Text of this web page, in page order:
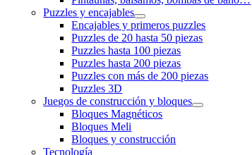
Puzzles y encajables
Encajables y primeros puzzles
Puzzles de 20 hasta 50 piezas
Puzzles hasta 100 piezas
Puzzles hasta 200 piezas
Puzzles con más de 200 piezas
Puzzles 3D
Juegos de construcción y bloques
Bloques Magnéticos
Bloques Meli
Bloques y construcción
Tecnología